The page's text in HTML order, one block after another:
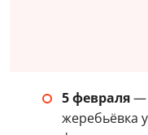
5 февраля—
жеребьёвка